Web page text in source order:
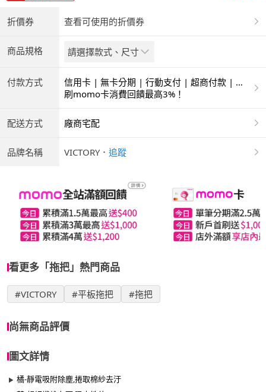
折價券 查看可使用的折價券
商品規格 請選擇款式、尺寸
付款方式
信用卡 | 無卡分期 | 行動支付 | 超商付款 | 銀
聯卡
刷momo卡消費回饋最高3%！
配送方式 廠商宅配
品牌名稱 VICTORY ． 追蹤
看更多「拖把」熱門商品
#VICTORY #平板拖把 #拖把
尚無商品評價
圖文詳情
橘-靜電吸附除塵,捲取棉紗去汙